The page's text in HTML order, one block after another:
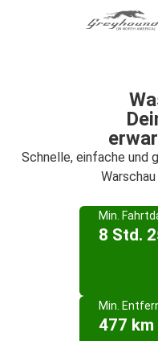
Schnelle, einfache und
Min.
8 Std.
Min.
477 km